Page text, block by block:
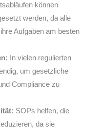
können
werden, da alle
Aufgaben am besten
In vielen regulierten
um gesetzliche
Compliance zu
SOPs helfen, die
da sie